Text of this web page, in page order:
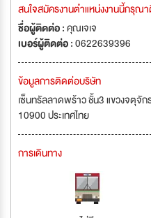
สนใจสมัครงานตำแหน่งงานนี้กรุณ
ชื่อผู้ติดต่อ :คุณเจเจ
เบอร์ผู้ติดต่อ :0622639396
ข้อมูลการติดต่อบริษัท
เซ็นทรัลลาดพร้าว ชั้น3 แขวงจตุจั
10900 ประเทศไทย
การเดินทาง